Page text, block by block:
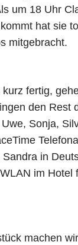
um 18 Uhr
hat sie
mitgebracht.
fertig,
den Rest
Sonja,
in
im Hotel
machen